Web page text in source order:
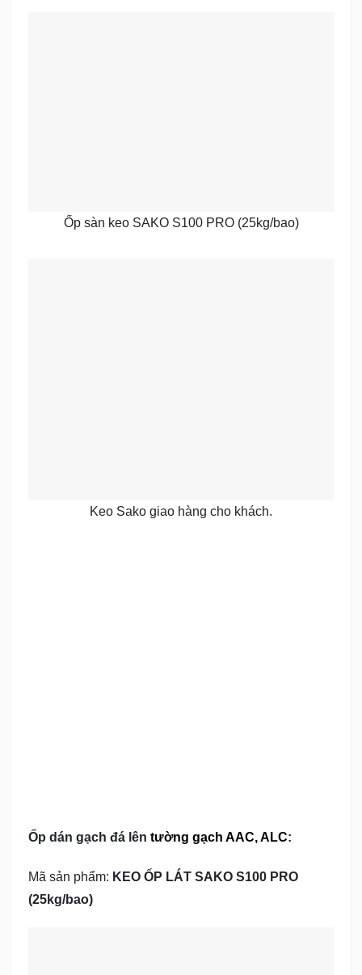
Ốp sàn keo SAKO S100 PRO (25kg/bao)
Keo Sako giao hàng cho khách.
Ốp dán gạch đá lên tường gạch AAC, ALC:
Mã sản phẩm: KEO ỐP LÁT SAKO S100 PRO
(25kg/bao)